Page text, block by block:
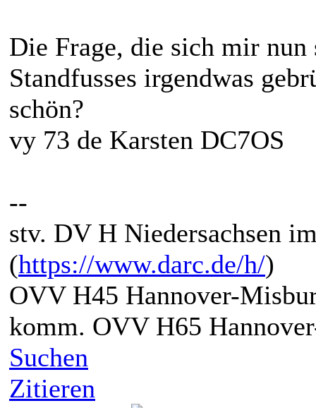
Die Frage, die sich mir nun
Standfusses irgendwas
schön?
vy 73 de Karsten DC7OS
--
stv. DV H Niedersachsen
(https://www.darc.de/h/)
OVV H45 Hannover-
komm. OVV H65
Suchen
Zitieren